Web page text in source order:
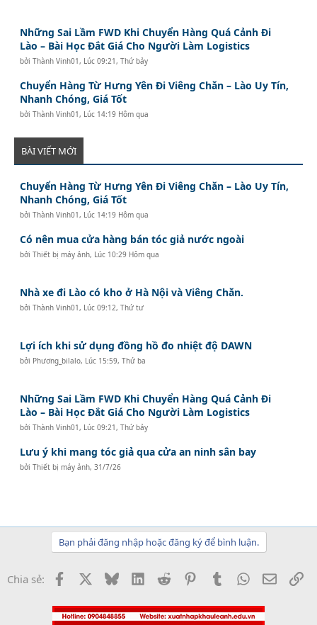
Những Sai Lầm FWD Khi Chuyển Hàng Quá Cảnh Đi
Lào – Bài Học Đắt Giá Cho Người Làm Logistics
bởiThành Vinh01 , Lúc 09:21, Thứ bảy
Chuyển Hàng Từ Hưng Yên Đi Viêng Chăn – Lào Uy Tín,
Nhanh Chóng, Giá Tốt
bởiThành Vinh01 , Lúc 14:19 Hôm qua
BÀI VIẾT MỚI
Chuyển Hàng Từ Hưng Yên Đi Viêng Chăn – Lào Uy Tín,
Nhanh Chóng, Giá Tốt
bởiThành Vinh01 , Lúc 14:19 Hôm qua
Có nên mua cửa hàng bán tóc giả nước ngoài
bởiThiết bị máy ảnh, Lúc 10:29 Hôm qua
Nhà xe đi Lào có kho ở Hà Nội và Viêng Chăn.
bởiThành Vinh01 , Lúc 09:12, Thứ tư
Lợi ích khi sử dụng đồng hồ đo nhiệt độ DAWN
bởi Phương_bilalo, Lúc 15:59, Thứ ba
Những Sai Lầm FWD Khi Chuyển Hàng Quá Cảnh Đi
Lào – Bài Học Đắt Giá Cho Người Làm Logistics
bởiThành Vinh01 , Lúc 09:21, Thứ bảy
Lưu ý khi mang tóc giả qua cửa an ninh sân bay
bởiThiết bị máy ảnh,31/7/26
Bạn phải đăng nhập hoặc đăng ký để bình luận.
Chia sẻ: Facebook BlueskyLinkedInReddit PinterestTumblrWhatsApp
Email